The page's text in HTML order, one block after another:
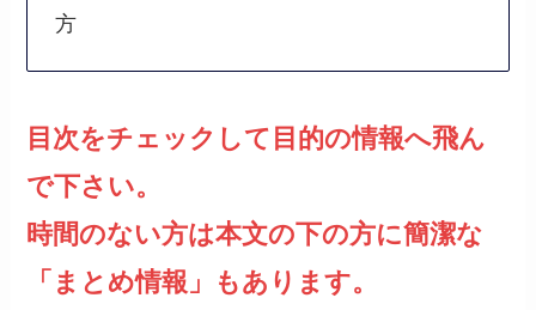
方
目次をチェックして目的の情報へ飛ん
で下さい。
時間のない方は本文の下の方に簡潔な
「まとめ情報」もあります。